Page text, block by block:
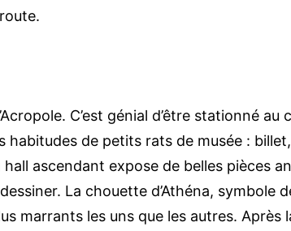
C’est génial d’être stationné
de petits rats de musée :
ascendant expose de belles pièces
La chouette d’Athéna, symbole
marrants les uns que les autres.